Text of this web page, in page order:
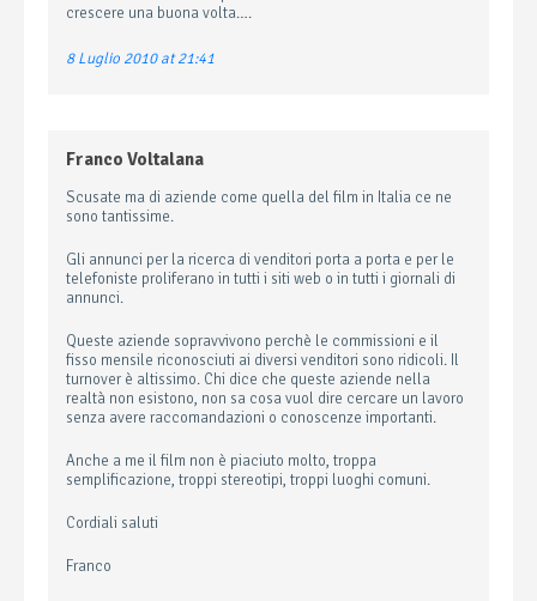
crescere una buona volta….
8 Luglio 2010 at 21:41
Franco Voltalana
Scusate ma di aziende come quella del film in Italia ce ne
sono tantissime.
Gli annunci per la ricerca di venditori porta a porta e per le
telefoniste proliferano in tutti i siti web o in tutti i giornali di
annunci.
Queste aziende sopravvivono perchè le commissioni e il
fisso mensile riconosciuti ai diversi venditori sono ridicoli. Il
turnover è altissimo. Chi dice che queste aziende nella
realtà non esistono, non sa cosa vuol dire cercare un lavoro
senza avere raccomandazioni o conoscenze importanti.
Anche a me il film non è piaciuto molto, troppa
semplificazione, troppi stereotipi, troppi luoghi comuni.
Cordiali saluti
Franco